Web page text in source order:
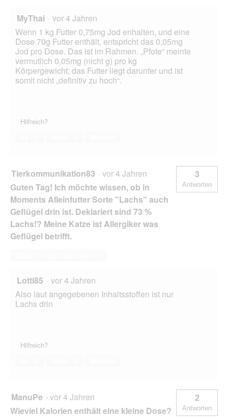
MyThai · vor 4 Jahren
Wenn 1 kg Futter 0,75mg Jod enhalten, und eine
Dose 70g Futter enthält, entspricht das 0,05mg
Jod pro Dose. Das ist im Rahmen. „Pfote“ meinte
vermutlich 0,05mg (nicht g) pro kg
Körpergewicht; das Futter liegt darunter und ist
somit nicht „definitiv zu hoch“.
Hilfreich?
Tierkommunikation83 · vor 4 Jahren
Guten Tag! Ich möchte wissen, ob in
Moments Alleinfutter Sorte "Lachs" auch
Geflügel drin ist. Deklariert sind 73 %
Lachs!? Meine Katze ist Allergiker was
Geflügel betrifft.
3
Antworten
Lotti85 · vor 4 Jahren
Also laut angegebenen Inhaltsstoffen ist nur
Lachs drin
Hilfreich?
ManuPe · vor 4 Jahren
Wieviel Kalorien enthält eine kleine Dose?
2
Antworten